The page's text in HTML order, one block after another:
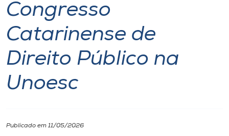
Unoesc
Internacionalização
Diplomados
Congresso
Catarinense de
Direito Público na
Unoesc
Publicado em 11/05/2026